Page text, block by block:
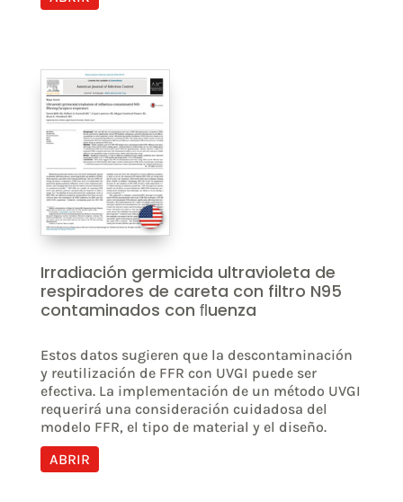
Irradiación germicida ultravioleta de
respiradores de careta con filtro N95
contaminados con ﬂuenza
Estos datos sugieren que la descontaminación
y reutilización de FFR con UVGI puede ser
efectiva. La implementación de un método UVGI
requerirá una consideración cuidadosa del
modelo FFR, el tipo de material y el diseño.
ABRIR